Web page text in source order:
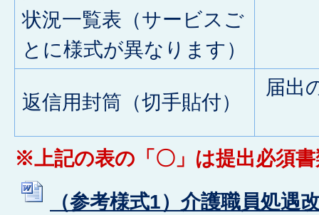
状況一覧表（サービスご
とに様式が異なります）
返信用封筒（切手貼付）
届出
※上記の表の「〇」は提出必須
（参考様式1）介護職員処遇